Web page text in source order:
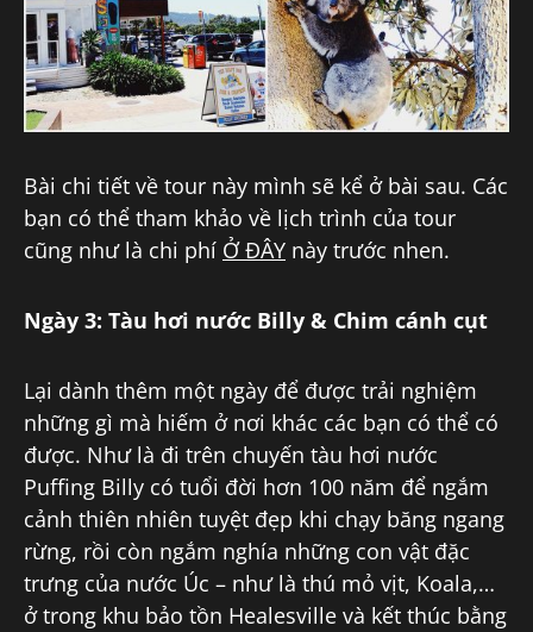
Bài chi tiết về tour này mình sẽ kể ở bài sau. Các
bạn có thể tham khảo về lịch trình của tour
cũng như là chi phí Ở ĐÂY này trước nhen.
Ngày 3: Tàu hơi nước Billy & Chim cánh cụt
Lại dành thêm một ngày để được trải nghiệm
những gì mà hiếm ở nơi khác các bạn có thể có
được. Như là đi trên chuyến tàu hơi nước
Puffing Billy có tuổi đời hơn 100 năm để ngắm
cảnh thiên nhiên tuyệt đẹp khi chạy băng ngang
rừng, rồi còn ngắm nghía những con vật đặc
trưng của nước Úc – như là thú mỏ vịt, Koala,…
ở trong khu bảo tồn Healesville và kết thúc bằng